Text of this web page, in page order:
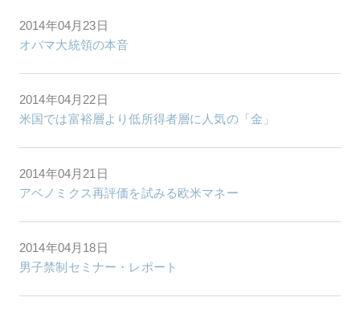
2014年04月23日
オバマ大統領の本音
2014年04月22日
米国では富裕層より低所得者層に人気の「金」
2014年04月21日
アベノミクス再評価を試みる欧米マネー
2014年04月18日
男子禁制セミナー・レポート